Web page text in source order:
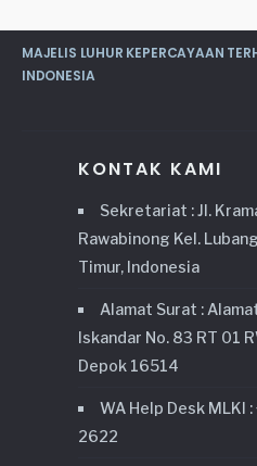
MAJELIS LUHUR KEPERCAYAAN
INDONESIA
KONTAK KAMI
Sekretariat : Jl.
Rawabinong Kel.
Timur, Indonesia
Alamat Surat :
Iskandar No. 83 RT 01
Depok 16514
WA Help Desk MLKI
2622